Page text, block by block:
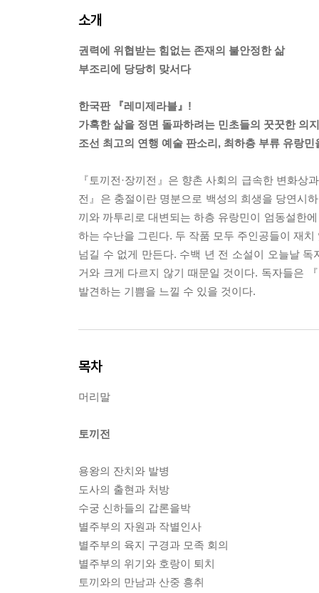
소개
권력에 위협받는 힘없는 존재의 불안정한 삶
부조리에 당당히 맞서다
한국판 『레미제라블』!
가혹한 삶을 정면 돌파하려는 민초들의 꿋꿋한 의지
조선 최고의 연행 예술 판소리, 최하층 부류 유랑
『토끼전·장끼전』은 향촌 사회의 급속한 변화
전』은 충절이란 명분으로 백성의 희생을 당연시
끼와 까투리로 대변되는 하층 유랑민이 엄동설한
하는 수난을 그린다. 두 작품 모두 주인공들이 재
넘길 수 없게 만든다. 수백 년 전 소설이 오늘날
거와 크게 다르지 않기 때문일 것이다. 독자들은
발견하는 기쁨을 느낄 수 있을 것이다.
목차
머리말
토끼전
용왕의 잔치와 발병
도사의 출현과 처방
수궁 신하들의 갑론을박
별주부의 자원과 작별인사
별주부의 육지 구경과 모족 회의
별주부의 위기와 호랑이 퇴치
토끼와의 만남과 산중 흥취